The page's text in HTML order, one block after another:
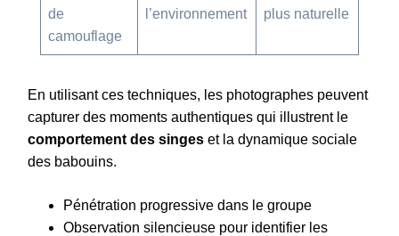
de
camouflage
l’environnement
plus naturelle
En utilisant ces techniques, les photographes peuvent
capturer des moments authentiques qui illustrent le
comportement des singes et la dynamique sociale
des babouins.
Pénétration progressive dans le groupe
Observation silencieuse pour identifier les